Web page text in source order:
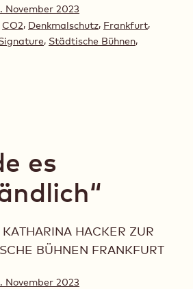
November 2023
CO2, Denkmalschutz, Frankfurt,
, Städtische Bühnen,
es
HACKER ZUR
BÜHNEN FRANKFURT
November 2023